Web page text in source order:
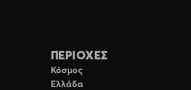
ΠΕΡΙΟΧΕΣ
Κόσμος
Ελλάδα